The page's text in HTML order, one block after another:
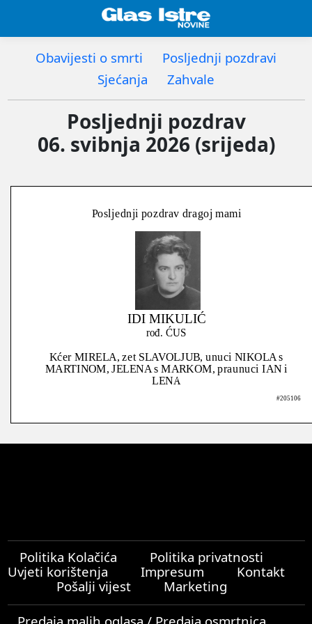
Obavijesti o smrti
Posljednji pozdravi
Sjećanja
Zahvale
Posljednji pozdrav
06. svibnja 2026 (srijeda)
Posljednji pozdrav dragoj mami
IDI MIKULIĆ
rođ. ĆUS
Kćer MIRELA, zet SLAVOLJUB, unuci NIKOLA s
MARTINOM, JELENA s MARKOM, praunuci IAN i
LENA
#205106
Politika Kolačića
Politika privatnosti
Uvjeti korištenja
Impresum
Kontakt
Pošalji vijest
Marketing